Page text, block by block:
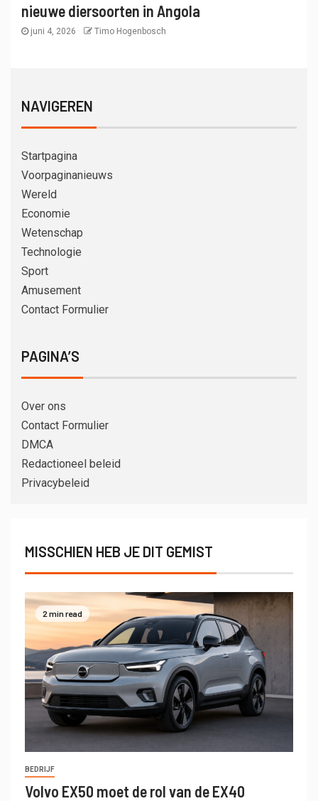
nieuwe diersoorten in Angola
juni 4, 2026 Timo Hogenbosch
NAVIGEREN
Startpagina
Voorpaginanieuws
Wereld
Economie
Wetenschap
Technologie
Sport
Amusement
Contact Formulier
PAGINA’S
Over ons
Contact Formulier
DMCA
Redactioneel beleid
Privacybeleid
MISSCHIEN HEB JE DIT GEMIST
2 min read
BEDRIJF
Volvo EX50 moet de rol van de EX40